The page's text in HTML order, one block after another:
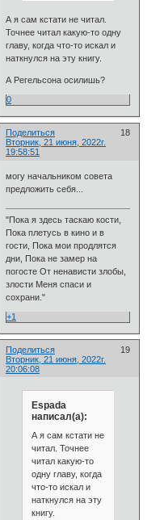
А я сам кстати не читал.
Точнее читал какую-то одну
главу, когда что-то искал и
наткнулся на эту книгу.
А Регельсона осилишь?
0
Поделиться
18
Вторник, 21 июня, 2022г.
19:58:51
могу начальником совета
предложить себя...
"Пока я здесь таскаю кости,
Пока плетусь в кино и в
гости, Пока мои продлятся
дни, Пока не замер на
погосте От ненависти злобы,
злости Меня спаси и
сохрани."
+1
Поделиться
19
Вторник, 21 июня, 2022г.
20:06:08
Espada
написал(а):
А я сам кстати не
читал. Точнее
читал какую-то
одну главу, когда
что-то искал и
наткнулся на эту
книгу.